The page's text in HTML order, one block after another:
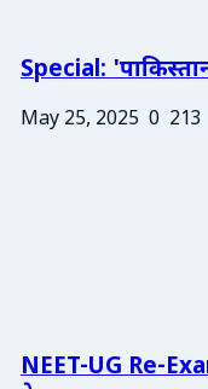
Special:
May 25, 2025 0 213
NEET-UG Re-